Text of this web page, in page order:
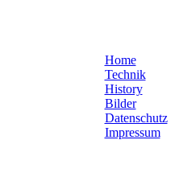
Home
Technik
History
Bilder
Datenschutz
Impressum